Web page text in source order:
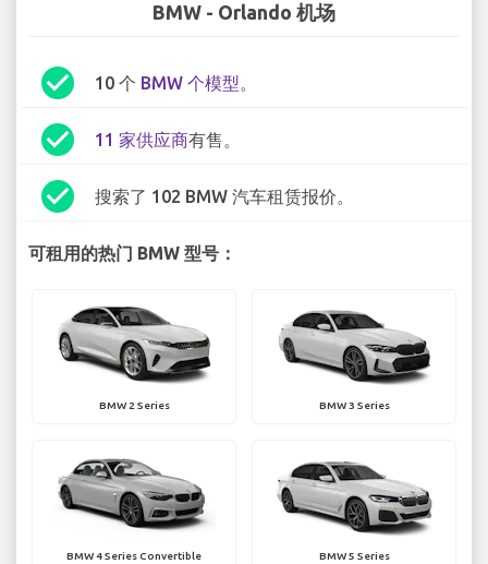
BMW - Orlando 机场
check_circle 10 个 BMW 个模型。
check_circle 11 家供应商有售。
check_circle 搜索了 102 BMW 汽车租赁报价。
可租用的热门 BMW 型号：
BMW 2 Series BMW 3 Series
BMW 4 Series Convertible BMW 5 Series